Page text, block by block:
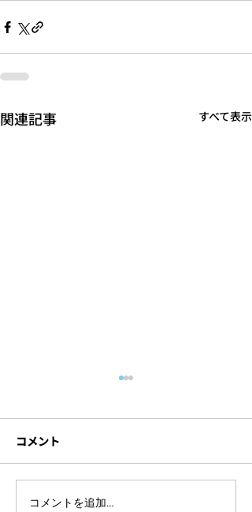
関連記事 すべて表示
たまご保育園 ホームペー
コメント
コメントを追加…